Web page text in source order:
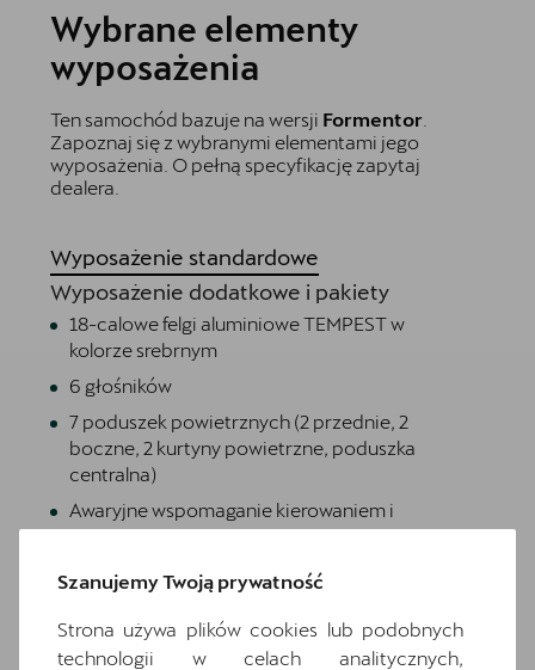
Wybrane elementy
wyposażenia
Ten samochód bazuje na wersji Formentor
Zapoznaj się z wybranymi elementami jego
wyposażenia. O pełną specyfikację zapytaj
dealera.
Wyposażenie standardowe
Wyposażenie dodatkowe i pakiety
18-calowe felgi aluminiowe TEMPEST w
kolorze srebrnym
6 głośników
7 poduszek powietrznych (2 przednie, 2
boczne, 2 kurtyny powietrzne, poduszka
centralna)
Awaryjne wspomaganie kierowaniem i
asystent skrętu
Czarna tapicerka Dinamica
Dwupoziomowa podłoga bagażnika
Szanujemy Twoją prywatność
Strona używa plików cookies lub podobnych
technologii w celach analitycznych,